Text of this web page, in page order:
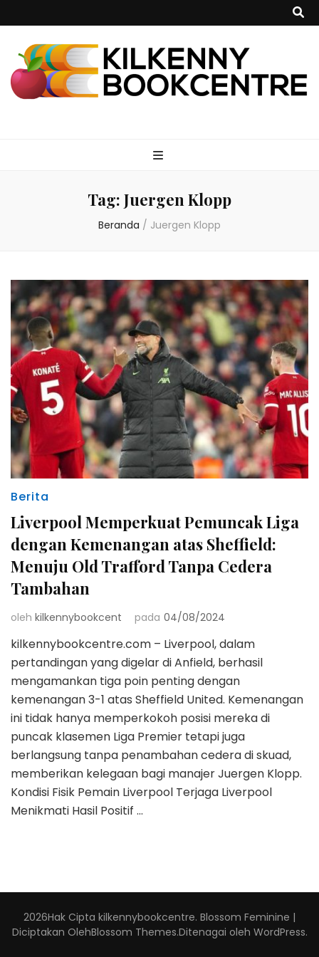
Tag: Juergen Klopp
Beranda / Juergen Klopp
Berita
Liverpool Memperkuat Pemuncak Liga
dengan Kemenangan atas Sheffield:
Menuju Old Trafford Tanpa Cedera
Tambahan
oleh kilkennybookcent pada 04/08/2024
kilkennybookcentre.com – Liverpool, dalam
pertandingan yang digelar di Anfield, berhasil
mengamankan tiga poin penting dengan
kemenangan 3-1 atas Sheffield United. Kemenangan
ini tidak hanya memperkokoh posisi mereka di
puncak klasemen Liga Premier tetapi juga
berlangsung tanpa penambahan cedera di skuad,
memberikan kelegaan bagi manajer Juergen Klopp.
Kondisi Fisik Pemain Liverpool Terjaga Liverpool
Menikmati Hasil Positif …
2026Hak Cipta kilkennybookcentre. Blossom Feminine |
Diciptakan OlehBlossom Themes.Ditenagai oleh WordPress.